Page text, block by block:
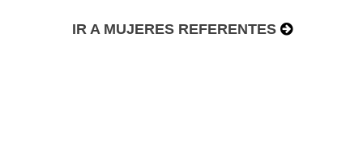
IR A MUJERES REFERENTES